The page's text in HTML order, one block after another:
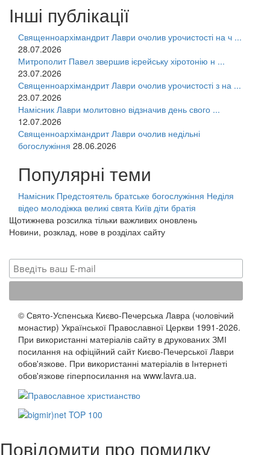
Інші публікації
Священноархімандрит Лаври очолив урочистості на ч ...
28.07.2026
Митрополит Павел звершив ієрейську хіротонію н ...
23.07.2026
Священноархімандрит Лаври очолив урочистості з на ...
23.07.2026
Намісник Лаври молитовно відзначив день свого ...
12.07.2026
Священноархімандрит Лаври очолив недільні
богослужіння 28.06.2026
Популярні теми
Намісник Предстоятель братське богослужіння Неділя
відео молодіжка великі свята Київ діти братія
Щотижнева розсилка тільки важливих оновлень
Новини, розклад, нове в розділах сайту
© Свято-Успенська Києво-Печерська Лавра (чоловічий
монастир) Української Православної Церкви 1991-2026.
При використанні матеріалів сайту в друкованих ЗМІ
посилання на офіційний сайт Києво-Печерської Лаври
обов'язкове. При використанні матеріалів в Інтернеті
обов'язкове гіперпосилання на www.lavra.ua.
Повідомити про помилку